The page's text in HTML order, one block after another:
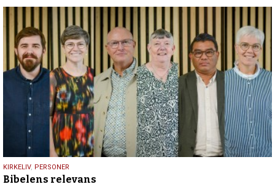
11.
februar
KIRKELIV, PERSONER
Bibelens relevans